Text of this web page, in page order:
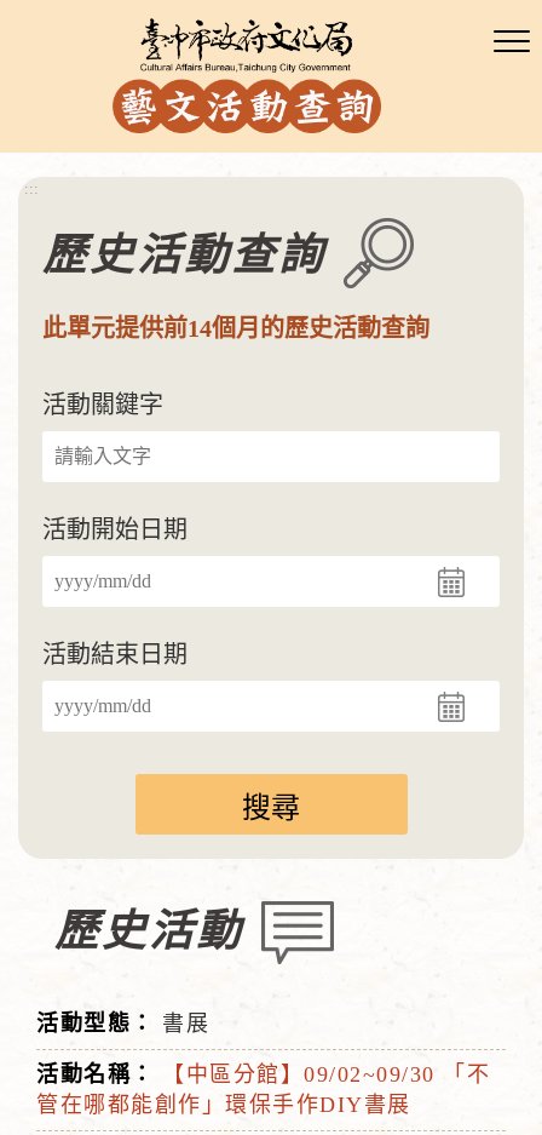
:::
歷史活動查詢
此單元提供前14個月的歷史活動查詢
活動關鍵字
活動開始日期
活動結束日期
歷史活動
書展
【中區分館】09/02~09/30 「不
管在哪都能創作」環保手作DIY書展